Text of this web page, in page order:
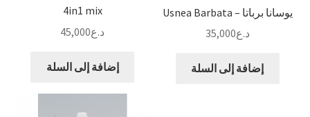
4in1 mix
د.ع45,000
إضافة إلى السلة
يوسانا برباتا – Usnea Barbata
د.ع35,000
إضافة إلى السلة